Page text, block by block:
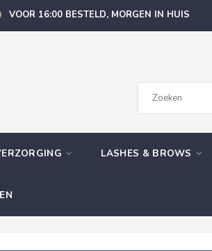
VOOR 16:00 BESTELD, MORGEN IN HUIS
LASHES & BROWS